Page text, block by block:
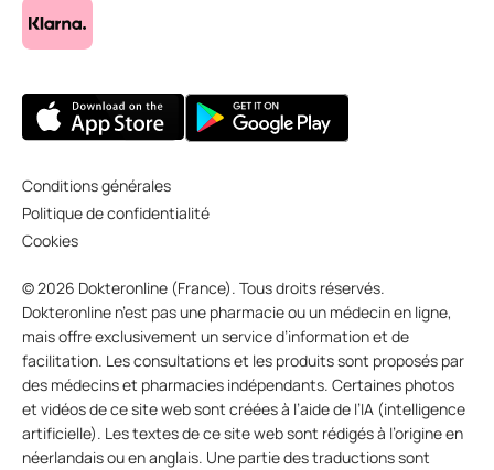
Conditions générales
Politique de confidentialité
Cookies
© 2026 Dokteronline (France). Tous droits réservés.
Dokteronline n’est pas une pharmacie ou un médecin en ligne,
mais offre exclusivement un service d’information et de
facilitation. Les consultations et les produits sont proposés par
des médecins et pharmacies indépendants. Certaines photos
et vidéos de ce site web sont créées à l’aide de l’IA (intelligence
artificielle). Les textes de ce site web sont rédigés à l’origine en
néerlandais ou en anglais. Une partie des traductions sont